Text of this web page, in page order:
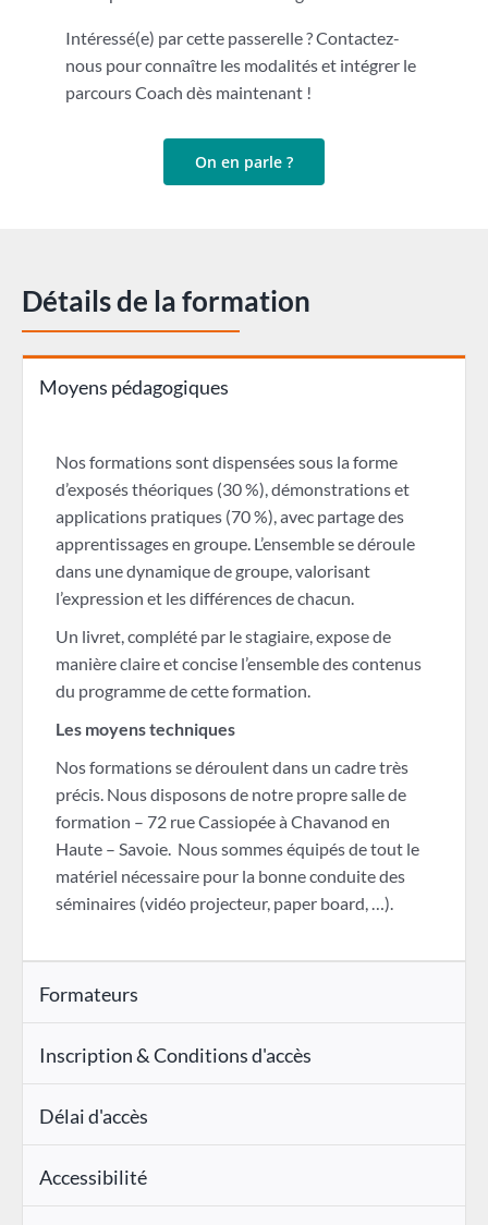
Intéressé(e) par cette passerelle ? Contactez-
nous pour connaître les modalités et intégrer le
parcours Coach dès maintenant !
On en parle ?
Détails de la formation
Moyens pédagogiques
Nos formations sont dispensées sous la forme
d’exposés théoriques (30 %), démonstrations et
applications pratiques (70 %), avec partage des
apprentissages en groupe. L’ensemble se déroule
dans une dynamique de groupe, valorisant
l’expression et les différences de chacun.
Un livret, complété par le stagiaire, expose de
manière claire et concise l’ensemble des contenus
du programme de cette formation.
Les moyens techniques
Nos formations se déroulent dans un cadre très
précis. Nous disposons de notre propre salle de
formation – 72 rue Cassiopée à Chavanod en
Haute – Savoie. Nous sommes équipés de tout le
matériel nécessaire pour la bonne conduite des
séminaires (vidéo projecteur, paper board, …).
Formateurs
Inscription & Conditions d'accès
Délai d'accès
Accessibilité